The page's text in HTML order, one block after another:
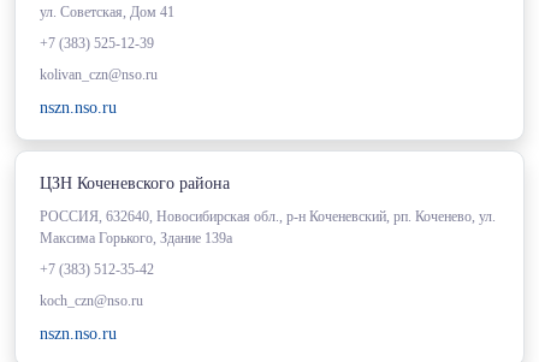
ул. Советская, Дом 41
+7 (383) 525-12-39
kolivan_czn@nso.ru
nszn.nso.ru
ЦЗН Коченевского района
РОССИЯ, 632640, Новосибирская обл., р-н Коченевский, рп. Коченево, ул.
Максима Горького, Здание 139а
+7 (383) 512-35-42
koch_czn@nso.ru
nszn.nso.ru